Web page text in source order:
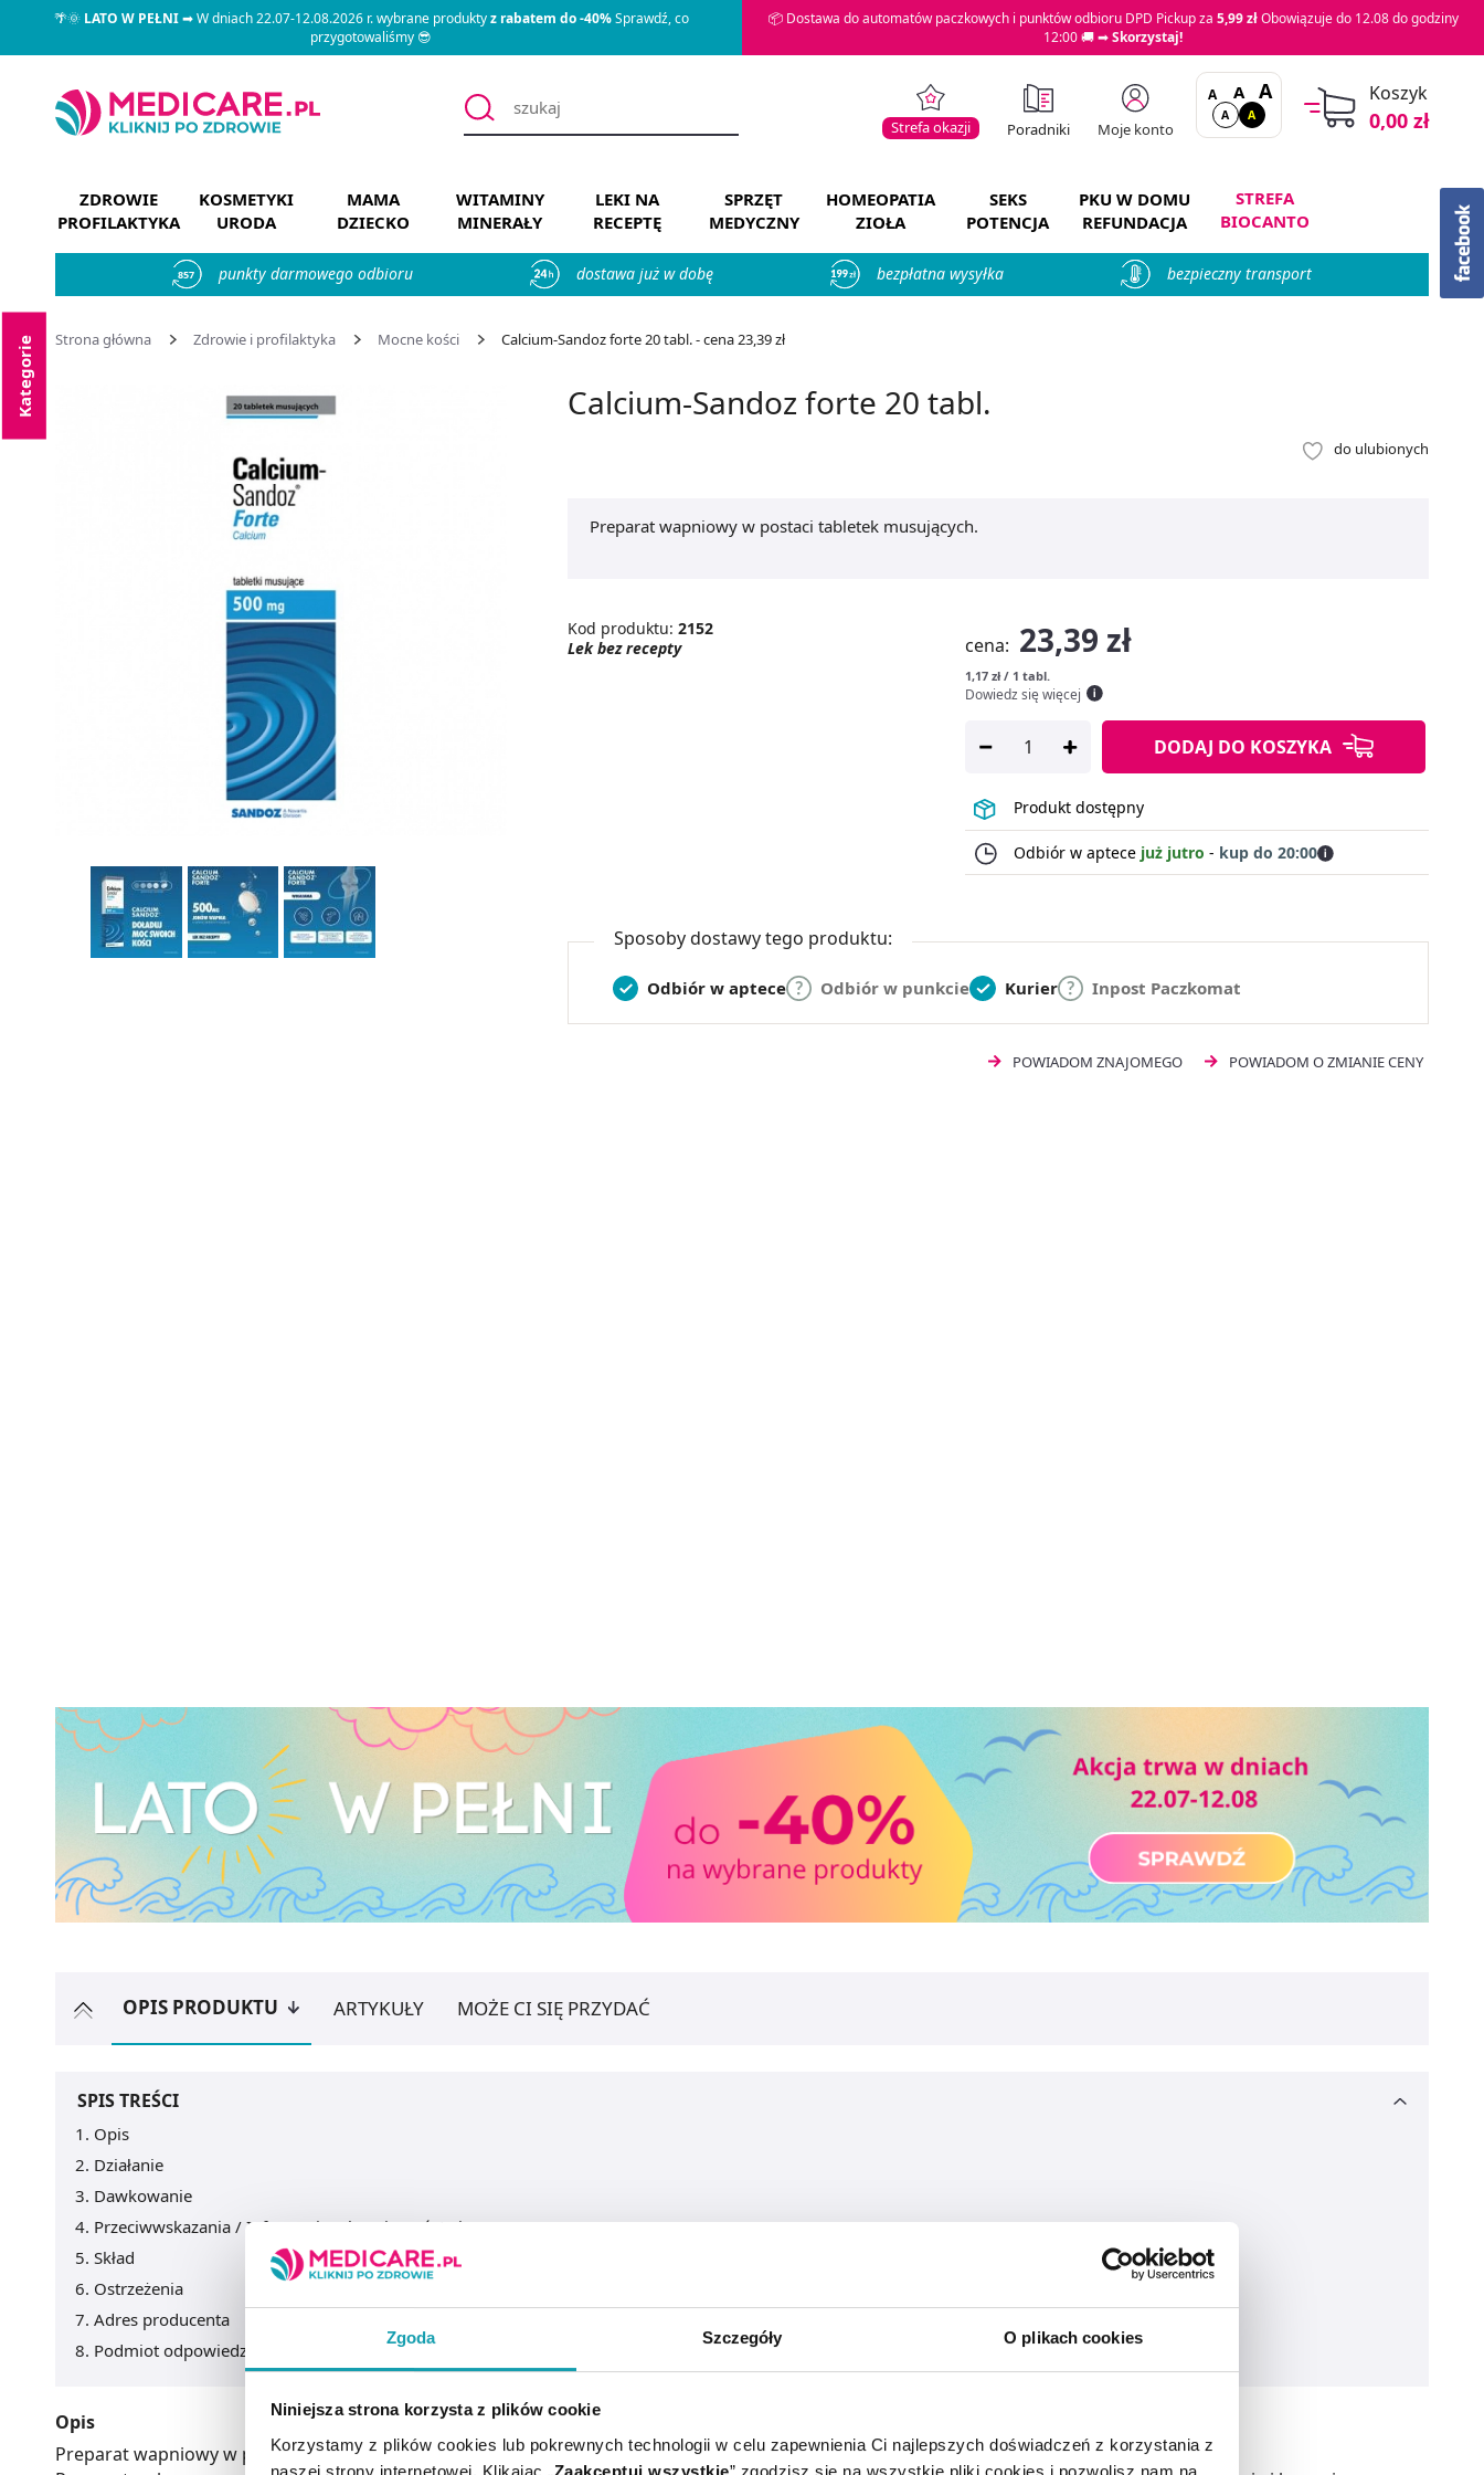
Zgoda Szczegóły O plikach cookies
Niniejsza strona korzysta z plików cookie
Korzystamy z plików cookies lub pokrewnych technologii w celu zapewnienia Ci najlepszych doświadczeń z korzystania z
naszej strony internetowej. Klikając „Zaakceptuj wszystkie” zgodzisz się na wszystkie pliki cookies i pozwolisz nam na
🌴🌞LATO W PEŁNI➡ W dniach 22.07-12.08.2026 r. wybrane produktyz rabatem do -40%Sprawdź, co
przygotowaliśmy 😎
📦 Dostawa do automatów paczkowych i punktów odbioru DPD Pickup za 5,99 złObowiązuje do 12.08 do godziny
12:00 🚚 ➡Skorzystaj!
Strefa okazji Poradniki Moje konto
A A A
A A
Koszyk
0,00 zł
ZDROWIE
PROFILAKTYKA
KOSMETYKI
URODA
MAMA
DZIECKO
WITAMINY
MINERAŁY
LEKI NA
RECEPTĘ
SPRZĘT
MEDYCZNY
HOMEOPATIA
ZIOŁA
SEKS
POTENCJA
PKU W DOMU
REFUNDACJA
STREFA
BIOCANTO
857 punkty darmowego odbioru dostawa już w dobę bezpłatna wysyłka bezpieczny transport
Strona główna Zdrowie i profilaktyka Mocne kości Calcium-Sandoz forte 20 tabl. - cena 23,39 zł
Kategorie Calcium-Sandoz forte 20 tabl.
do ulubionych
Preparat wapniowy w postaci tabletek musujących.
Kod produktu: 2152
Lek bez recepty
cena: 23,39 zł
1,17 zł / 1 tabl.
Dowiedz się więcej
DODAJ DO KOSZYKA
Produkt dostępny
Odbiór w aptece już jutro - kup do 20:00
Sposoby dostawy tego produktu:
Odbiór w aptece Odbiór w punkcie Kurier Inpost Paczkomat
POWIADOM ZNAJOMEGO POWIADOM O ZMIANIE CENY
OPIS PRODUKTU ARTYKUŁY MOŻE CI SIĘ PRZYDAĆ
SPIS TREŚCI
Opis
Działanie
Dawkowanie
Przeciwwskazania / Informacje o bezpieczeństwie
Skład
Ostrzeżenia
Adres producenta
Podmiot odpowiedzialny
Opis
Preparat wapniowy w postaci tabletek musujących.